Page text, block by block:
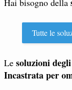
Hai bisogno della
Tutte le
Le soluzioni
Incastrata per